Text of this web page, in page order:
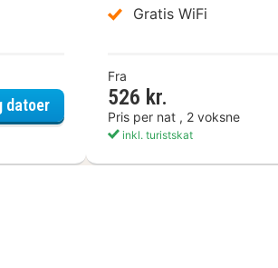
datoerGolden Tulip Kassel Hotel Reiss
Gratis WiFi
Fra
526 kr.
Pris per nat , 2 voksne
inkl. turistskat